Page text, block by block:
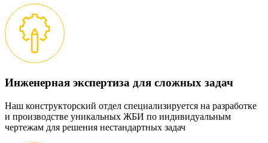
Инженерная экспертиза для сложных задач
Наш конструкторский отдел специализируется на разработке
и производстве уникальных ЖБИ по индивидуальным
чертежам для решения нестандартных задач